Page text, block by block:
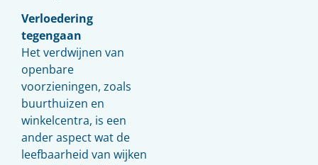
Verloedering
tegengaan
Het verdwijnen van
openbare
voorzieningen, zoals
buurthuizen en
winkelcentra, is een
ander aspect wat de
leefbaarheid van wijken